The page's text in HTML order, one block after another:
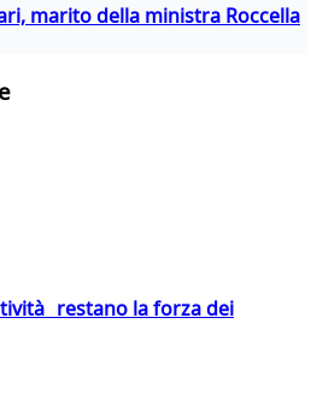
marito della ministra Roccella
restano la forza dei